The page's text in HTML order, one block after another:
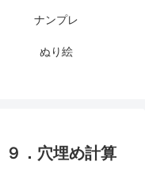
ナンプレ
ぬり絵
９．穴埋め計算